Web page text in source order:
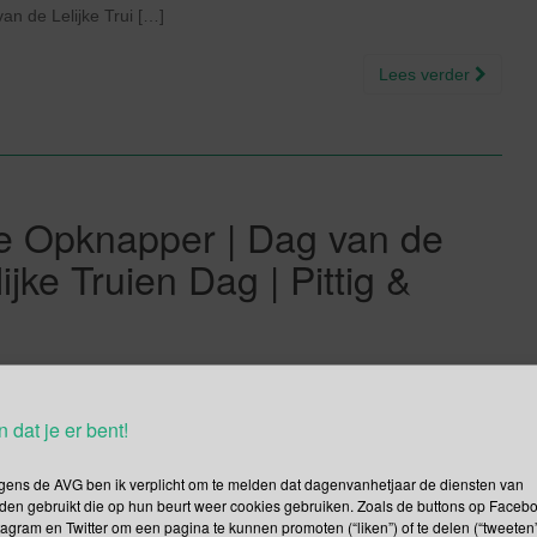
dat je er bent!
de AVG ben ik verplicht om te melden dat dagenvanhetjaar de diensten van
gebruikt die op hun beurt weer cookies gebruiken. Zoals de buttons op
en Twitter om een pagina te kunnen promoten (“liken”) of te delen
de Lelijke Trui […]
Lees verder
Opknapper | Dag van de
Truien Dag | Pittig &
de Nationale Denktank 2018 in de Week van de Circulaire
Dit jaar neem t de Milieucentrale het stokje over. Dag van de
Ik las op dagvandeopknapper.nl […]